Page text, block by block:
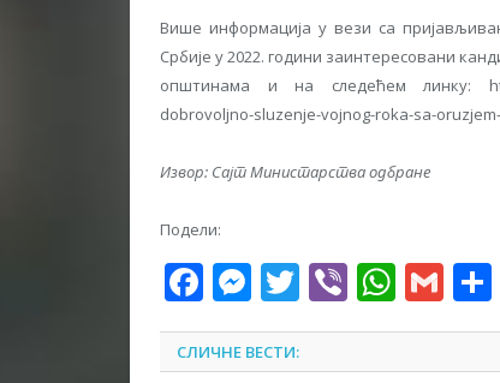
Више информација у вези са
Србије у 2022. години заинтересовани
општинама и на следећем линку:
dobrovoljno-sluzenje-vojnog-roka-sa-
Извор: Сајт Министарства одбране
Подели:
Facebook
Messenger
Twitter
Viber
СЛИЧНЕ ВЕСТИ: